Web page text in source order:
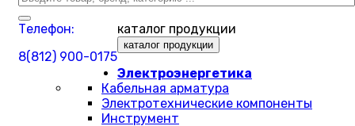
Телефон:
8(812) 900-0175
каталог продукции
каталог продукции
Электроэнергетика
Кабельная арматура
Электротехнические компоненты
Инструмент